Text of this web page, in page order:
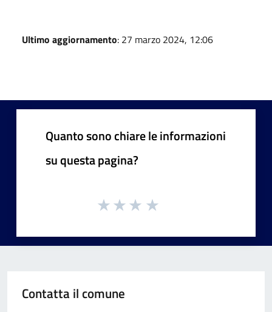
Ultimo aggiornamento: 27 marzo 2024, 12:06
Quanto sono chiare le informazioni
su questa pagina?
Contatta il comune